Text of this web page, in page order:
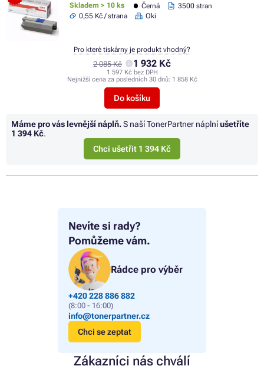
Nevíte si rady?
Pomůžeme vám.
Rádce pro výběr
+420 228 886 882
(8:00 - 16:00)
info@tonerpartner.cz
Chci se zeptat
Zákazníci nás chválí
Skladem > 10 ks Černá
3500 stran
0,55 Kč / strana
Oki
2 085 Kč 1 932 Kč
1 597 Kč bez DPH
Nejnižší cena za posledních 30 dnů: 1 858 Kč
Do košíku
Pro které tiskárny je produkt vhodný?
Máme pro vás levnější náplň.S naší TonerPartner náplníušetříte
1 394 Kč.
Chci ušetřit 1 394 Kč